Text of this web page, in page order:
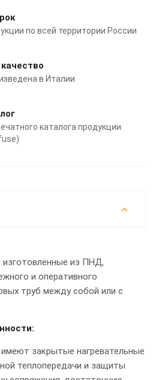
по всей территории России
в Италии
каталога продукции
из ПНД,
и оперативного
труб между собой или с
закрытые нагревательные
теплoпередачи и защиты